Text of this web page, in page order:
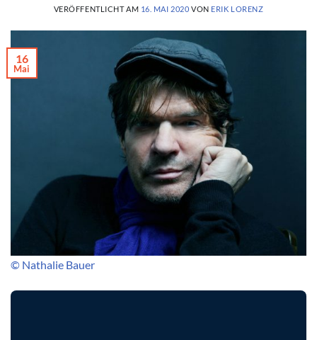
VERÖFFENTLICHT AM 16. MAI 2020 VON ERIK LORENZ
© Nathalie Bauer
16
Mai